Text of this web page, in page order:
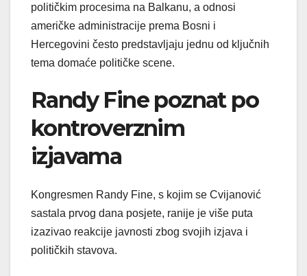
političkim procesima na Balkanu, a odnosi
američke administracije prema Bosni i
Hercegovini često predstavljaju jednu od ključnih
tema domaće političke scene.
Randy Fine poznat po
kontroverznim
izjavama
Kongresmen Randy Fine, s kojim se Cvijanović
sastala prvog dana posjete, ranije je više puta
izazivao reakcije javnosti zbog svojih izjava i
političkih stavova.